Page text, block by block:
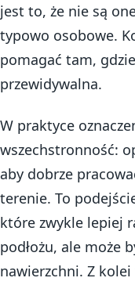
jest to, że nie są
typowo osobowe.
pomagać tam,
przewidywalna.
W praktyce
wszechstronność:
aby dobrze
terenie. To
które zwykle lepiej
podłożu, ale może
nawierzchni. Z